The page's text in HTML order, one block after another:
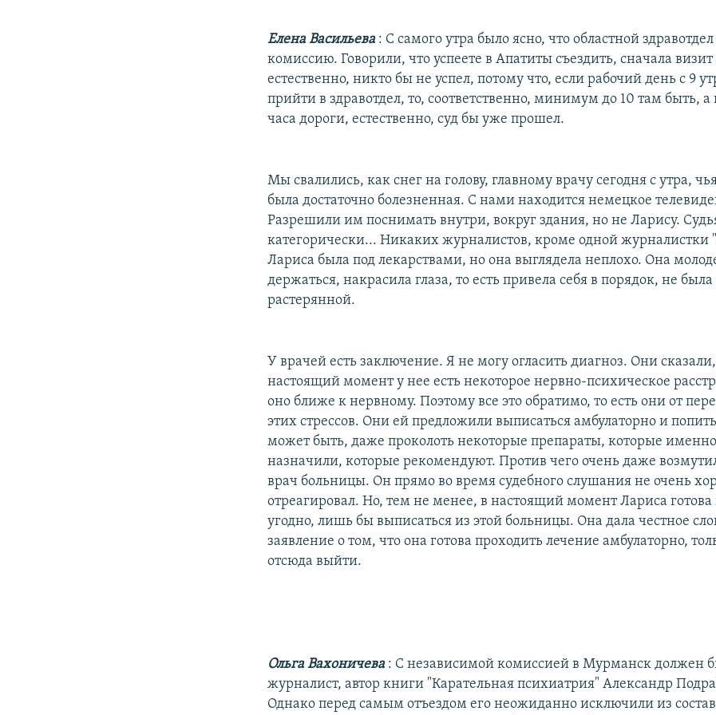
Елена Васильева : С самого утра было ясно, что областной
комиссию. Говорили, что успеете в Апатиты съездить, сначала
естественно, никто бы не успел, потому что, если рабочий день с 9
прийти в здравотдел, то, соответственно, минимум до 10 там быть, а
часа дороги, естественно, суд бы уже прошел.
Мы свалились, как снег на голову, главному врачу сегодня с утра,
была достаточно болезненная. С нами находится немецкое
Разрешили им поснимать внутри, вокруг здания, но не Ларису.
категорически... Никаких журналистов, кроме одной журналистки
Лариса была под лекарствами, но она выглядела неплохо. Она
держаться, накрасила глаза, то есть привела себя в порядок, не
растерянной.
У врачей есть заключение. Я не могу огласить диагноз. Они
настоящий момент у нее есть некоторое нервно-психическое
оно ближе к нервному. Поэтому все это обратимо, то есть они от
этих стрессов. Они ей предложили выписаться амбулаторно и
может быть, даже проколоть некоторые препараты, которые
назначили, которые рекомендуют. Против чего очень даже
врач больницы. Он прямо во время судебного слушания не очень
отреагировал. Но, тем не менее, в настоящий момент Лариса готова
угодно, лишь бы выписаться из этой больницы. Она дала честное
заявление о том, что она готова проходить лечение амбулаторно,
отсюда выйти.
Ольга Вахоничева : С независимой комиссией в Мурманск должен
журналист, автор книги "Карательная психиатрия" Александр
Однако перед самым отъездом его неожиданно исключили из